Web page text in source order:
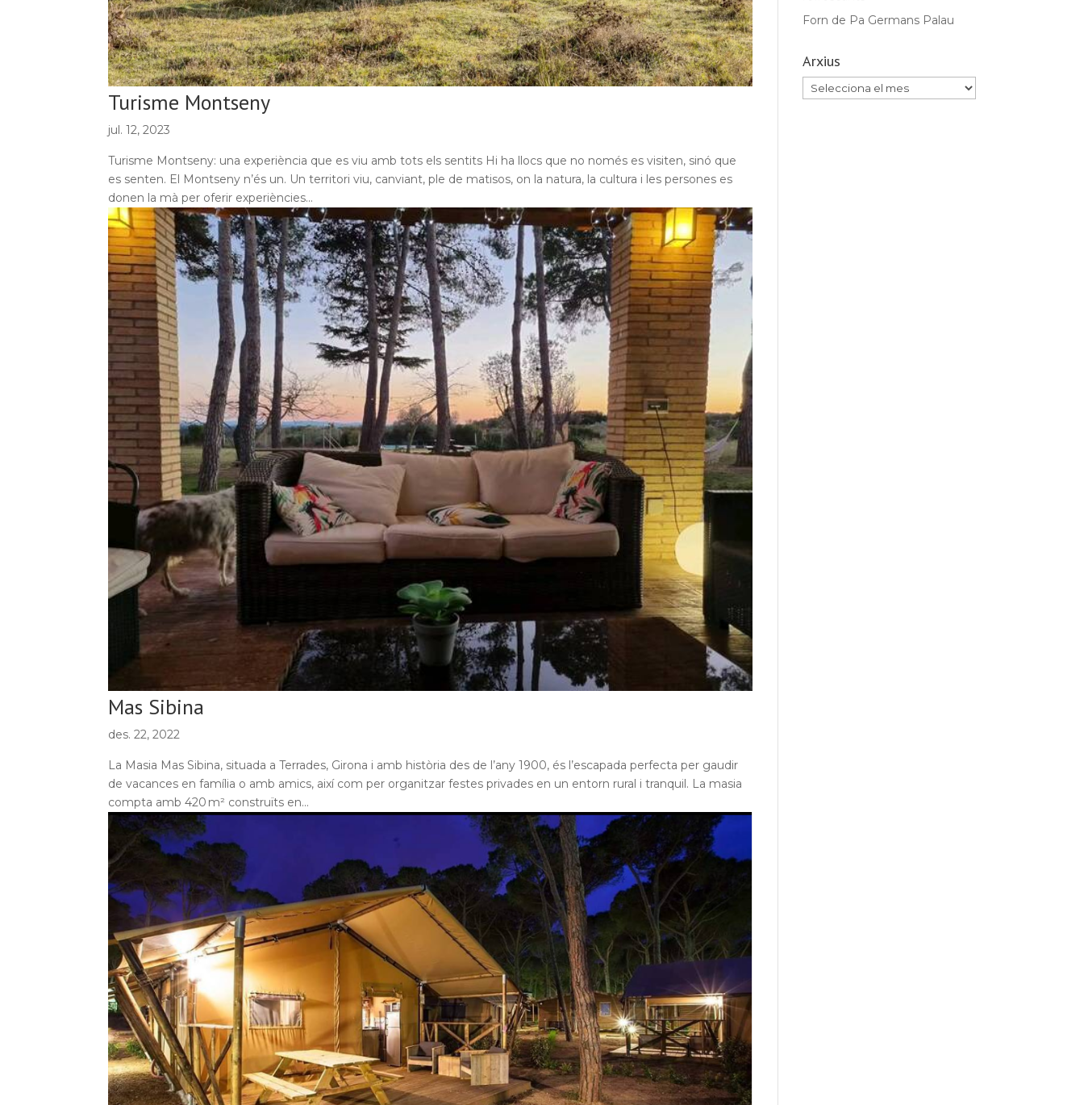
Turisme Montseny
jul. 12, 2023
Turisme Montseny: una experiència que es viu amb tots els sentits Hi ha llocs que no només es visiten, sinó que
es senten. El Montseny n’és un. Un territori viu, canviant, ple de matisos, on la natura, la cultura i les persones es
donen la mà per oferir experiències...
Mas Sibina
des. 22, 2022
La Masia Mas Sibina, situada a Terrades, Girona i amb història des de l’any 1900, és l’escapada perfecta per gaudir
de vacances en família o amb amics, així com per organitzar festes privades en un entorn rural i tranquil. La masia
compta amb 420 m² construïts en...
Forn de Pa Germans Palau
Arxius